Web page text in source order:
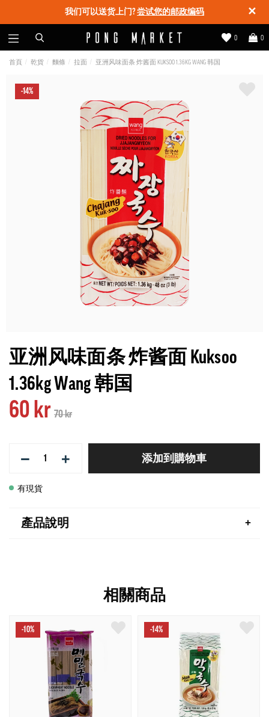
✕
我们可以送货上门?尝试您的邮政编码
0
0
首頁 乾貨 麵條 拉面 亚洲风味面条 炸酱面 KUKSOO 1.36KG WANG 韩国
-14%
亚洲风味面条 炸酱面 Kuksoo
1.36kg Wang 韩国
60 kr 70 kr
− + 添加到購物車
有現貨
產品說明
相關商品
-10% -14%